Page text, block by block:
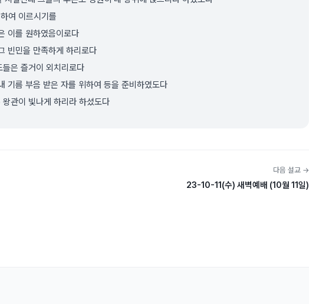
여 이르시기를
이를 원하였음이로다
빈민을 만족하게 하리로다
은 즐거이 외치리로다
기름 부음 받은 자를 위하여 등을 준비하였도다
관이 빛나게 하리라 하셨도다
다음 설교 →
23-10-11(수) 새벽예배 (10월 11일)